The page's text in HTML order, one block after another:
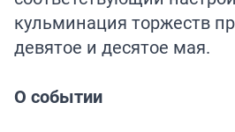
кульминация торжеств
девятое и десятое мая.
О событии